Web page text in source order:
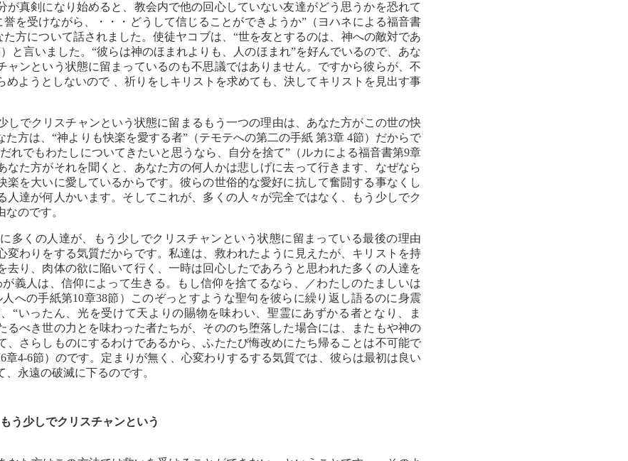
が真剣になり始めると、教会内で他の回心していない友達がどう思うかを恐れて
を受けながら、・・・どうして信じることができようか”（ヨハネによる福音書
た方について話されました。使徒ヤコブは、“世を友とするのは、神への敵対であ
と言いました。“彼らは神のほまれよりも、人のほまれ”を好んでいるので、あな
ャンという状態に留まっているのも不思議ではありません。ですから彼らが、不
めようとしないので 、祈りをしキリストを求めても、決してキリストを見出す事
しでクリスチャンという状態に留まるもう一つの理由は、あなた方がこの世の快
方は、“神よりも快楽を愛する者”（テモテへの第二の手紙 第3章 4節）だからで
れでもわたしについてきたいと思うなら、自分を捨て”（ルカによる福音書第9章
た方がそれを聞くと、あなた方の何人かは悲しげに去って行きます、なぜなら
楽を大いに愛しているからです。彼らの世俗的な愛好に抗して奮闘する事なくし
人達が何人かいます。そしてこれが、多くの人々が完全ではなく、もう少しでク
のです。
多くの人達が、もう少しでクリスチャンという状態に留まっている最後の理由
変わりをする気質だからです。私達は、救われたように見えたが、キリストを持
去り、肉体の欲に陥いて行く、一時は回心したであろうと思われた多くの人達を
義人は、信仰によって生きる。もし信仰を捨てるなら、／わたしのたましいは
への手紙第10章38節）このぞっとすような聖句を彼らに繰り返し語るのに身震
“いったん、光を受けて天よりの賜物を味わい、聖霊にあずかる者となり、ま
るべき世の力とを味わった者たちが、そののち堕落した場合には、またもや神の
、さらしものにするわけであるから、ふたたび悔改めにたち帰ることは不可能で
章4-6節）のです。定まりが無く、心変わりするする気質では、彼らは最初は良い
永遠の破滅に下るのです。
う少しでクリスチャンという